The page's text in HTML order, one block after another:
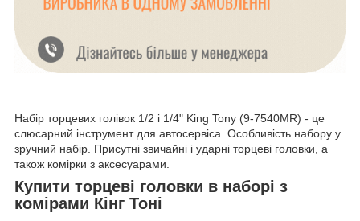
Набір торцевих голівок 1/2 і 1/4" King Tony (9-7540MR) - це
слюсарний інструмент для автосервіса. Особливість набору у
зручний набір. Присутні звичайні і ударні торцеві головки, а
також комірки з аксесуарами.
Купити торцеві головки в наборі з
комірами Кінг Тоні